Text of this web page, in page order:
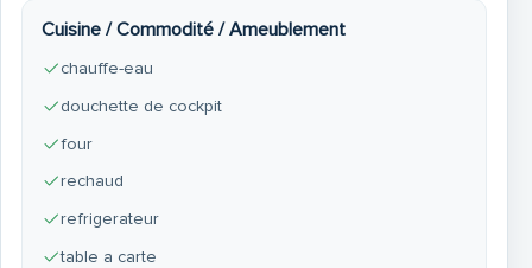
Cuisine / Commodité / Ameublement
chauffe-eau
douchette de cockpit
four
rechaud
refrigerateur
table a carte